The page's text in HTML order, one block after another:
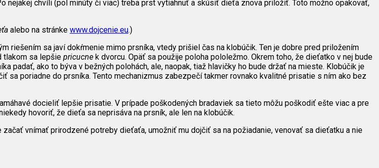
nejakej chvíli (pol minúty či viac) treba prst vytiahnuť a skúsiť dieťa znova priložiť. Toto možno opakovať,
alebo na stránke www.dojcenie.eu.)
riešením sa javí dokŕmenie mimo prsníka, vtedy prišiel čas na klobúčik. Ten je dobre pred priložením
tlakom sa lepšie pricucne k dvorcu. Opäť sa použije poloha pololežmo. Okrem toho, že dieťatko v nej bude
padať, ako to býva v bežných polohách, ale, naopak, tiaž hlavičky ho bude držať na mieste. Klobúčik je
sa poriadne do prsníka. Tento mechanizmus zabezpečí takmer rovnako kvalitné prisatie s ním ako bez
docieliť lepšie prisatie. V prípade poškodených bradaviek sa tieto môžu poškodiť ešte viac a pre
hovoriť, že dieťa sa neprisáva na prsník, ale len na klobúčik.
vnímať prirodzené potreby dieťaťa, umožniť mu dojčiť sa na požiadanie, venovať sa dieťatku a nie